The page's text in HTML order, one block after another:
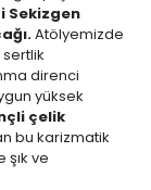
Sekizgen
Atölyemizde
direnci
yüksek
çelik
bu karizmatik
şık ve